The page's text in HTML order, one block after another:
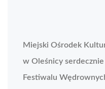
Miejski Ośrodek
w Oleśnicy serdecznie
Festiwalu